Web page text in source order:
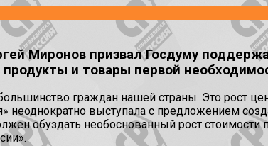
Миронов призвал Госдуму
и товары первой
граждан нашей страны. Это рост
неоднократно выступала с предложением
обуздать необоснованный рост стоимости